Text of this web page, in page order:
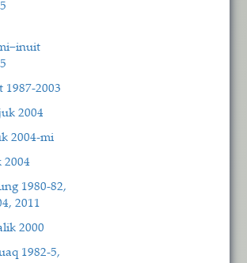
2003
2004
2004-mi
2004
1980-82,
2011
2000
1982-5,